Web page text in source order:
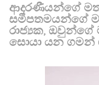
ආදරණීයන්ගේ
සමීපතමයන්ගේ
රාජ්‍යක,
සොයා යන ගමන්